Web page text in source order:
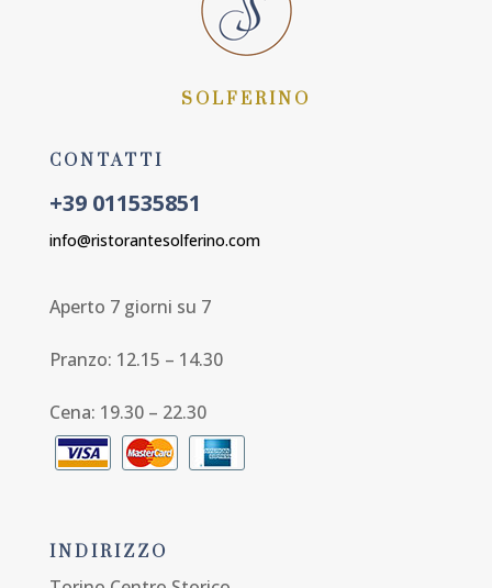
SOLFERINO
CONTATTI
+39 011535851
info@ristorantesolferino.com
Aperto 7 giorni su 7
Pranzo: 12.15 – 14.30
Cena: 19.30 – 22.30
INDIRIZZO